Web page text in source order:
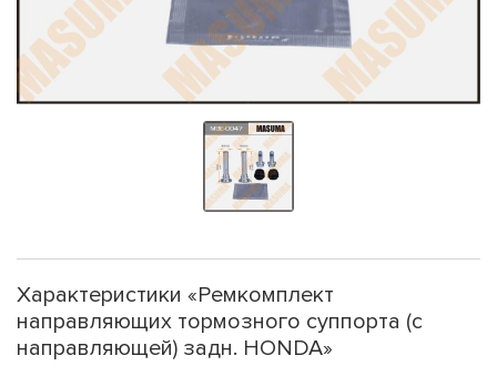
Характеристики «Ремкомплект
направляющих тормозного суппорта (с
направляющей) задн. HONDA»